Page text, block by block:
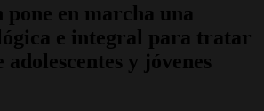
pone en marcha una
e integral para tratar
adolescentes y jóvenes